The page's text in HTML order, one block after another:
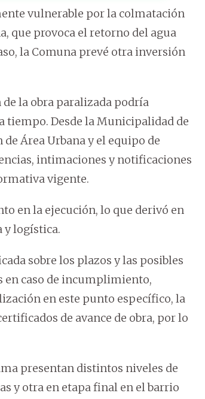
vulnerable por la colmatación
que provoca el retorno del agua
la Comuna prevé otra inversión
la obra paralizada podría
tiempo. Desde la Municipalidad de
Área Urbana y el equipo de
intimaciones y notificaciones
vigente.
en la ejecución, lo que derivó en
y logística.
sobre los plazos y las posibles
en caso de incumplimiento,
en este punto específico, la
de avance de obra, por lo
presentan distintos niveles de
y otra en etapa final en el barrio